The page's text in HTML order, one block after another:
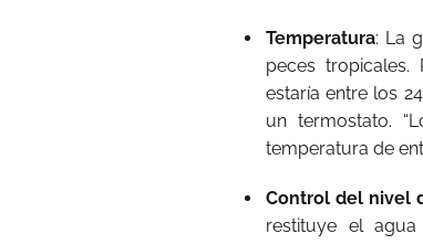
Temperatura: La
peces
estaría entre los
un termostato.
temperatura de
Control del nivel
restituye el